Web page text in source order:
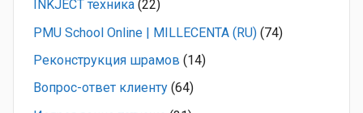
INKJECT техника (22)
PMU School Online | MILLECENTA (RU) (74)
Pеконструкция шрамов (14)
Вопрос-ответ клиенту (64)